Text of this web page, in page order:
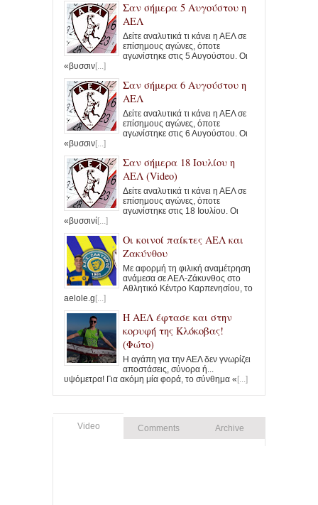
Σαν σήμερα 5 Αυγούστου η
ΑΕΛ
Δείτε αναλυτικά τι κάνει η ΑΕΛ σε
επίσημους αγώνες, όποτε
αγωνίστηκε στις 5 Αυγούστου. Οι
«βυσσιν[...]
Σαν σήμερα 6 Αυγούστου η
ΑΕΛ
Δείτε αναλυτικά τι κάνει η ΑΕΛ σε
επίσημους αγώνες, όποτε
αγωνίστηκε στις 6 Αυγούστου. Οι
«βυσσιν[...]
Σαν σήμερα 18 Ιουλίου η
ΑΕΛ (Video)
Δείτε αναλυτικά τι κάνει η ΑΕΛ σε
επίσημους αγώνες, όποτε
αγωνίστηκε στις 18 Ιουλίου. Οι
«βυσσινί [...]
Οι κοινοί παίκτες ΑΕΛ και
Ζακύνθου
Με αφορμή τη φιλική αναμέτρηση
ανάμεσα σε ΑΕΛ-Ζάκυνθος στο
Αθλητικό Κέντρο Καρπενησίου, το
aelole.g [...]
Η ΑΕΛ έφτασε και στην
κορυφή της Κλόκοβας!
(Φώτο)
Η αγάπη για την ΑΕΛ δεν γνωρίζει
αποστάσεις, σύνορα ή...
υψόμετρα! Για ακόμη μία φορά, το σύνθημα « [...]
Video Comments Archive